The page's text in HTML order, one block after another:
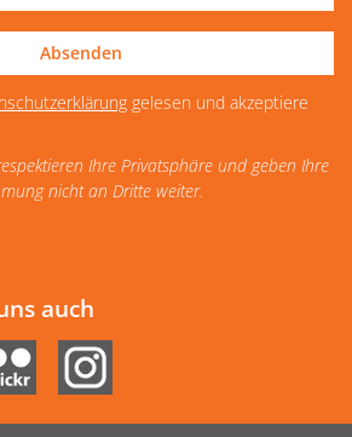
Absenden
gelesen und akzeptiere
Ihre Privatsphäre und geben Ihre
nicht an Dritte weiter.
auch